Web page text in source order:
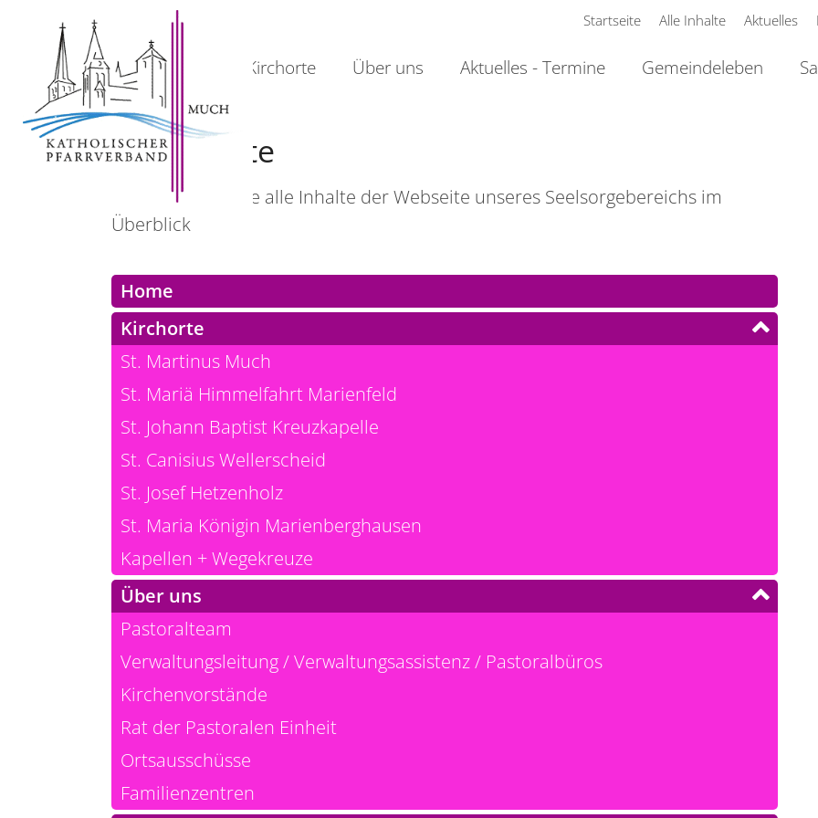
Startseite Alle Inhalte Aktuelles
Home Kirchorte Über uns Aktuelles - Termine Gemeindeleben
Alle Inhalte
Hier sehen Sie die alle Inhalte der Webseite unseres Seelsorgebereichs im
Überblick
Home
Kirchorte
St. Martinus Much
St. Mariä Himmelfahrt Marienfeld
St. Johann Baptist Kreuzkapelle
St. Canisius Wellerscheid
St. Josef Hetzenholz
St. Maria Königin Marienberghausen
Kapellen + Wegekreuze
Über uns
Pastoralteam
Verwaltungsleitung / Verwaltungsassistenz / Pastoralbüros
Kirchenvorstände
Rat der Pastoralen Einheit
Ortsausschüsse
Familienzentren